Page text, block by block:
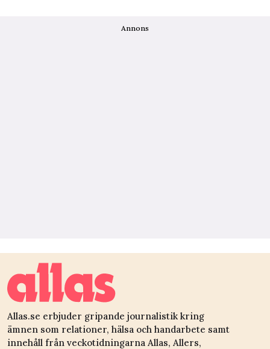
Annons
Allas.se erbjuder gripande journalistik kring
ämnen som relationer, hälsa och handarbete samt
innehåll från veckotidningarna Allas, Allers,